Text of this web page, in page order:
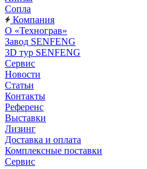
Сопла
Компания
О «Технограв»
Завод SENFENG
3D тур SENFENG
Сервис
Новости
Статьи
Контакты
Референс
Выставки
Лизинг
Доставка и оплата
Комплексные поставки
Сервис